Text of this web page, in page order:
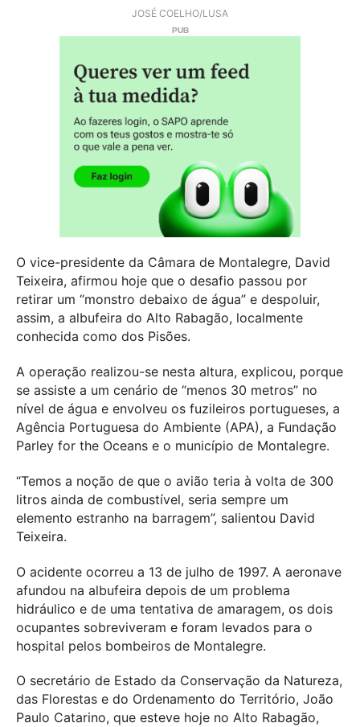
JOSÉ COELHO/LUSA
O vice-presidente da Câmara de Montalegre, David
Teixeira, afirmou hoje que o desafio passou por
retirar um “monstro debaixo de água” e despoluir,
assim, a albufeira do Alto Rabagão, localmente
conhecida como dos Pisões.
A operação realizou-se nesta altura, explicou, porque
se assiste a um cenário de “menos 30 metros” no
nível de água e envolveu os fuzileiros portugueses, a
Agência Portuguesa do Ambiente (APA), a Fundação
Parley for the Oceans e o município de Montalegre.
“Temos a noção de que o avião teria à volta de 300
litros ainda de combustível, seria sempre um
elemento estranho na barragem”, salientou David
Teixeira.
O acidente ocorreu a 13 de julho de 1997. A aeronave
afundou na albufeira depois de um problema
hidráulico e de uma tentativa de amaragem, os dois
ocupantes sobreviveram e foram levados para o
hospital pelos bombeiros de Montalegre.
O secretário de Estado da Conservação da Natureza,
das Florestas e do Ordenamento do Território, João
Paulo Catarino, que esteve hoje no Alto Rabagão,